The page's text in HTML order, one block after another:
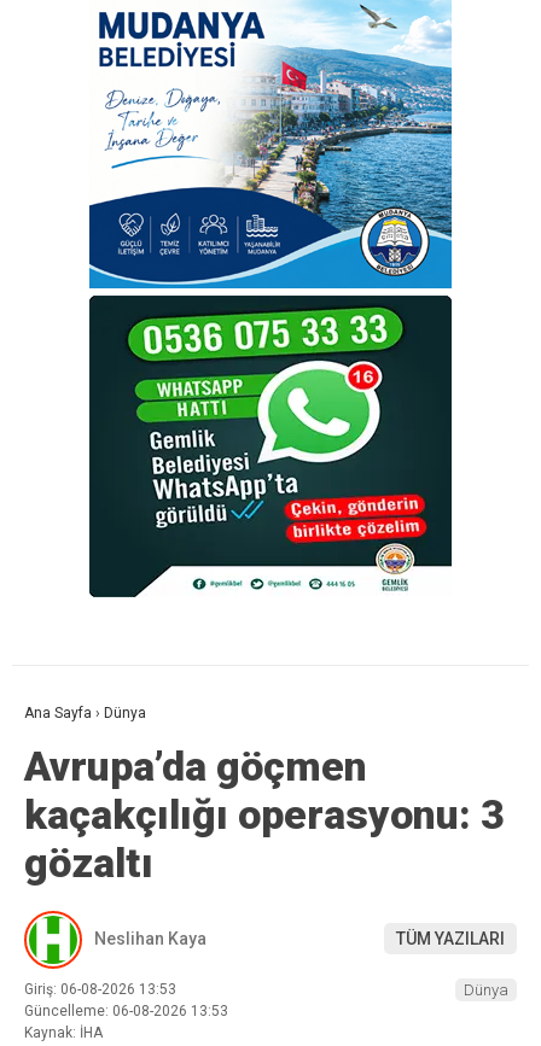
Ana Sayfa › Dünya
Avrupa’da göçmen
kaçakçılığı operasyonu: 3
gözaltı
Neslihan Kaya TÜM YAZILARI
Giriş: 06-08-2026 13:53
Güncelleme: 06-08-2026 13:53
Kaynak: İHA
Dünya